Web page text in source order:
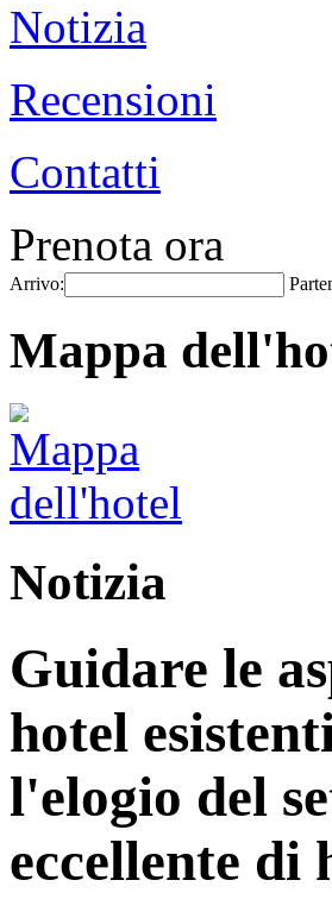
Notizia
Recensioni
Contatti
Prenota ora
Arrivo:
Mappa
Notizia
Guidare le
hotel
l'elogio del
eccellente di